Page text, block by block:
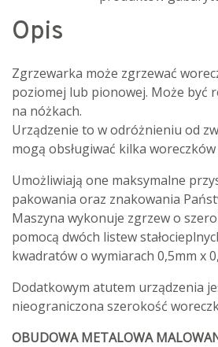
Opis
Zgrzewarka może zgrzewać
poziomej lub pionowej. Może być
na nóżkach.
Urządzenie to w odróżnieniu od
mogą obsługiwać kilka
Umożliwiają one maksymalne
pakowania oraz znakowania
Maszyna wykonuje zgrzew o
pomocą dwóch listew
kwadratów o wymiarach 0,5mm x
Dodatkowym atutem urządzenia
nieograniczona szerokość
OBUDOWA METALOWA